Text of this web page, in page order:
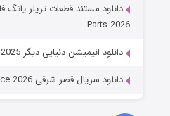
Parts 2026
دانلود انیمیشن دنیایی دیگر Another World 2025
دانلود سریال قصر شرقی The East Palace 2026